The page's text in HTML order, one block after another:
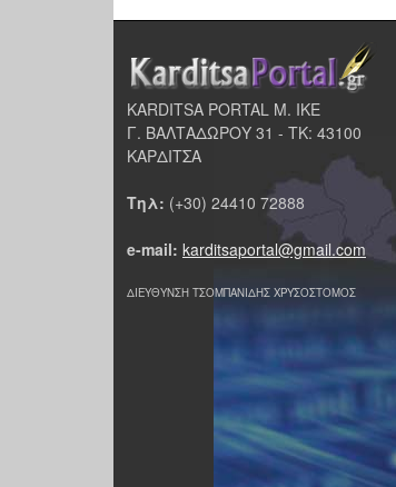
KARDITSA PORTAL Μ. ΙΚΕ
Γ. ΒΑΛΤΑΔΩΡΟΥ 31 - ΤΚ: 43100
ΚΑΡΔΙΤΣΑ
Τηλ: (+30) 24410 72888
e-mail: karditsaportal@gmail.com
ΔΙΕΥΘΥΝΣΗ ΤΣΟΜΠΑΝΙΔΗΣ ΧΡΥΣΟΣΤΟΜΟΣ